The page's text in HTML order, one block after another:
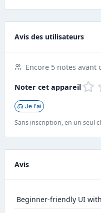
Avis des utilisateurs
Encore 5 notes avant
Noter cet appareil
Je l'ai
Sans inscription, en un seul
Avis
Beginner-friendly UI